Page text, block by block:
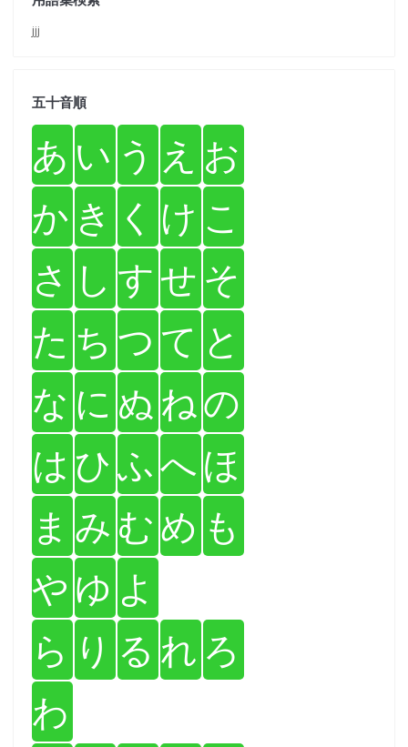
jjj
五十音順
あ い う え お
か き く け こ
さ し すせ そ
た ち つ て と
な に ぬ ねの
は ひふへほ
ま み むめ も
や ゆ よ
ら り る れ ろ
わ